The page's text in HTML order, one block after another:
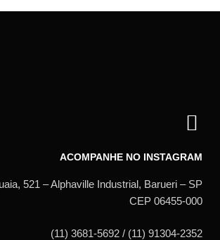
ACOMPANHE NO INSTAGRAM
521 – Alphaville Industrial, Barueri – SP
CEP 06455-000
(11) 3681-5692 / (11) 91304-2352